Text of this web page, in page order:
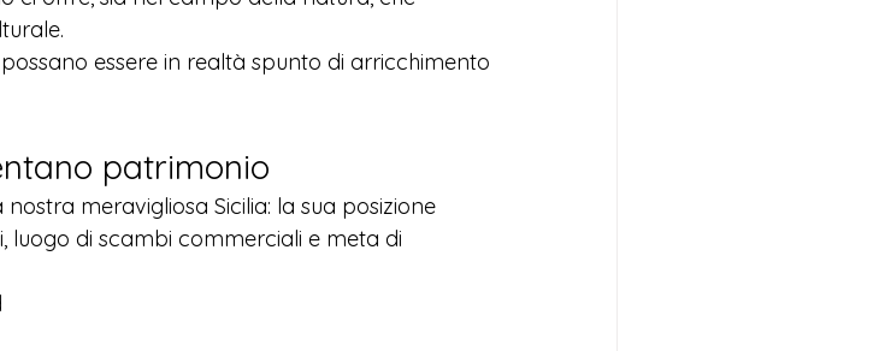
essere in realtà spunto di arricchimento
patrimonio
meravigliosa Sicilia: la sua posizione
luogo di scambi commerciali e meta di